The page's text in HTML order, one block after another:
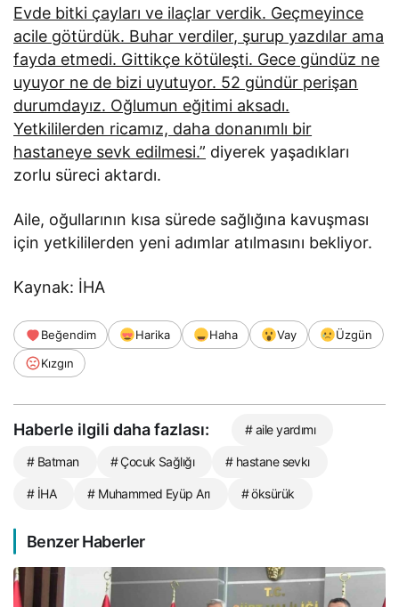
Evde bitki çayları ve ilaçlar verdik. Geçmeyince
acile götürdük. Buhar verdiler, şurup yazdılar ama
fayda etmedi. Gittikçe kötüleşti. Gece gündüz ne
uyuyor ne de bizi uyutuyor. 52 gündür perişan
durumdayız. Oğlumun eğitimi aksadı.
Yetkililerden ricamız, daha donanımlı bir
hastaneye sevk edilmesi.” diyerek yaşadıkları
zorlu süreci aktardı.
Aile, oğullarının kısa sürede sağlığına kavuşması
için yetkililerden yeni adımlar atılmasını bekliyor.
Kaynak: İHA
Beğendim Harika Haha Vay
Üzgün
Kızgın
Haberle ilgili daha fazlası: # aile yardımı
# Batman # Çocuk Sağlığı # hastane sevkı
# İHA # Muhammed Eyüp Arı # öksürük
Benzer Haberler